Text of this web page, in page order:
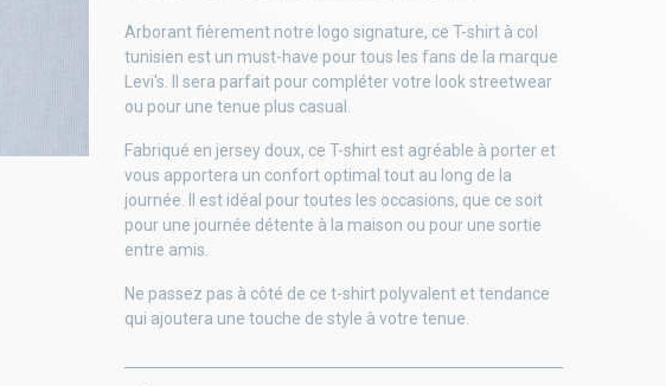
Arborant fièrement notre logo signature, ce T-shirt à col
tunisien est un must-have pour tous les fans de la marque
Levi's. Il sera parfait pour compléter votre look streetwear
ou pour une tenue plus casual.
Fabriqué en jersey doux, ce T-shirt est agréable à porter et
vous apportera un confort optimal tout au long de la
journée. Il est idéal pour toutes les occasions, que ce soit
pour une journée détente à la maison ou pour une sortie
entre amis.
Ne passez pas à côté de ce t-shirt polyvalent et tendance
qui ajoutera une touche de style à votre tenue.